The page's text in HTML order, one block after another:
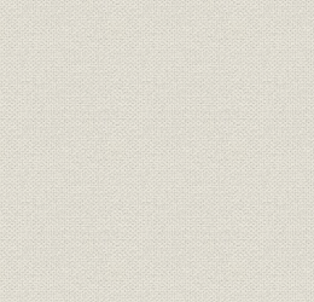
第五章
第六章
第七章
第八章
第九章
詳細図目次